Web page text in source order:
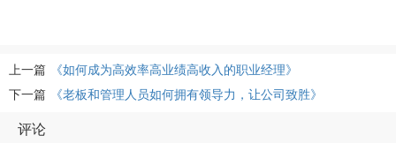
上一篇
《如何成为高效率高业绩高收入的职业经理》
下一篇
《老板和管理人员如何拥有领导力，让公司致胜》
评论